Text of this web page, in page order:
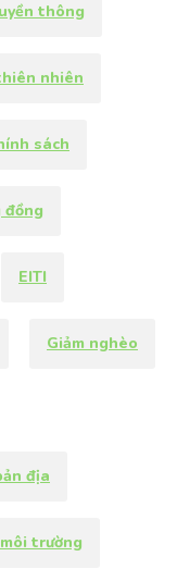
thông
nhiên
sách
đồng
EITI
Giảm nghèo
địa
trường